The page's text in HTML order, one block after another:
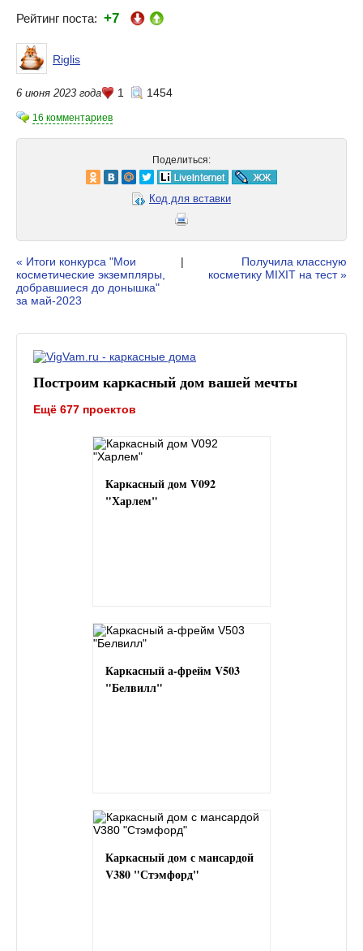
Рейтинг поста: +7
Riglis
6 июня 2023 года 1 1454
16 комментариев
Поделиться:
Код для вставки
« Итоги конкурса "Мои
косметические экземпляры,
добравшиеся до донышка"
за май-2023
|
Получила классную
косметику MIXIT на тест »
Построим каркасный дом вашей мечты
Ещё 677 проектов
Каркасный дом V092
"Харлем"
Каркасный а-фрейм V503
"Белвилл"
Каркасный дом с мансардой
V380 "Стэмфорд"